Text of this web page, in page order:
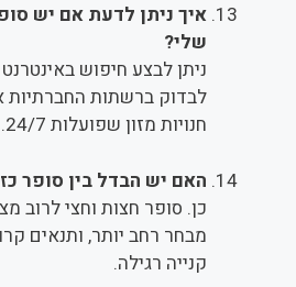
איך ניתן לדעת אם יש
שלי?
ניתן לבצע חיפוש
לבדוק ברשתות החברתיות
חנויות מזון שפועלות 24/7.
האם יש הבדל בין סופר
כן. סופר חצות וחצי לרוב
מבחר רחב יותר, ותנאים
קנייה רגילה.